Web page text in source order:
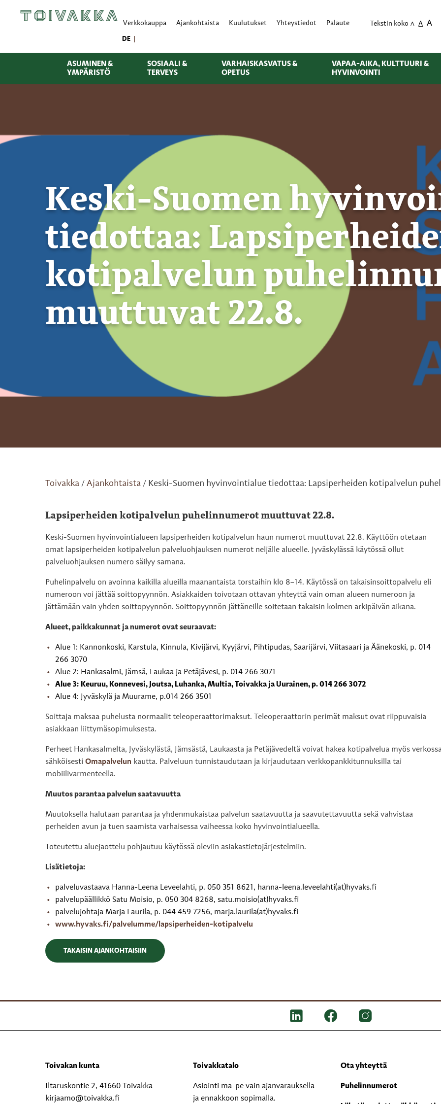
Verkkokauppa Ajankohtaista Kuulutukset Yhteystiedot Palaute Tekstin koko A A A
DE
ASUMINEN &
YMPÄRISTÖ
SOSIAALI &
TERVEYS
VARHAISKASVATUS &
OPETUS
VAPAA-AIKA, KULTTUURI &
HYVINVOINTI
Keski-Suomen
tiedottaa:
kotipalvelun
muuttuvat 22.8.
Toivakka / Ajankohtaista / Keski-Suomen hyvinvointialue tiedottaa: Lapsiperheiden kotipalvelun
Lapsiperheiden kotipalvelun puhelinnumerot muuttuvat 22.8.
Keski-Suomen hyvinvointialueen lapsiperheiden kotipalvelun haun numerot muuttuvat 22.8. Käyttöön otetaan
omat lapsiperheiden kotipalvelun palveluohjauksen numerot neljälle alueelle. Jyväskylässä käytössä ollut
palveluohjauksen numero säilyy samana.
Puhelinpalvelu on avoinna kaikilla alueilla maanantaista torstaihin klo 8–14. Käytössä on takaisinsoittopalvelu eli
numeroon voi jättää soittopyynnön. Asiakkaiden toivotaan ottavan yhteyttä vain oman alueen numeroon ja
jättämään vain yhden soittopyynnön. Soittopyynnön jättäneille soitetaan takaisin kolmen arkipäivän aikana.
Alueet, paikkakunnat ja numerot ovat seuraavat:
Alue 1: Kannonkoski, Karstula, Kinnula, Kivijärvi, Kyyjärvi, Pihtipudas, Saarijärvi, Viitasaari ja Äänekoski, p. 014
266 3070
Alue 2: Hankasalmi, Jämsä, Laukaa ja Petäjävesi, p. 014 266 3071
Alue 3: Keuruu, Konnevesi, Joutsa, Luhanka, Multia, Toivakka ja Uurainen, p. 014 266 3072
Alue 4: Jyväskylä ja Muurame, p.014 266 3501
Soittaja maksaa puhelusta normaalit teleoperaattorimaksut. Teleoperaattorin perimät maksut ovat riippuvaisia
asiakkaan liittymäsopimuksesta.
Perheet Hankasalmelta, Jyväskylästä, Jämsästä, Laukaasta ja Petäjävedeltä voivat hakea kotipalvelua myös
sähköisesti Omapalvelun kautta. Palveluun tunnistaudutaan ja kirjaudutaan verkkopankkitunnuksilla tai
mobiilivarmenteella.
Muutos parantaa palvelun saatavuutta
Muutoksella halutaan parantaa ja yhdenmukaistaa palvelun saatavuutta ja saavutettavuutta sekä vahvistaa
perheiden avun ja tuen saamista varhaisessa vaiheessa koko hyvinvointialueella.
Toteutettu aluejaottelu pohjautuu käytössä oleviin asiakastietojärjestelmiin.
Lisätietoja:
palveluvastaava Hanna-Leena Leveelahti, p. 050 351 8621, hanna-leena.leveelahti(at)hyvaks.fi
palvelupäällikkö Satu Moisio, p. 050 304 8268, satu.moisio(at)hyvaks.fi
palvelujohtaja Marja Laurila, p. 044 459 7256, marja.laurila(at)hyvaks.fi
www.hyvaks.fi/palvelumme/lapsiperheiden-kotipalvelu
TAKAISIN AJANKOHTAISIIN
Toivakan kunta
Iltaruskontie 2, 41660 Toivakka
kirjaamo@toivakka.fi
Toivakkatalo
Asiointi ma-pe vain ajanvarauksella
ja ennakkoon sopimalla.
Ota yhteyttä
Puhelinnumerot